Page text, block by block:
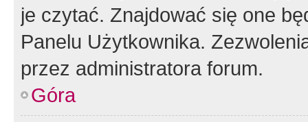
je czytać. Znajdować się one
Panelu Użytkownika.
przez administratora forum.
Góra